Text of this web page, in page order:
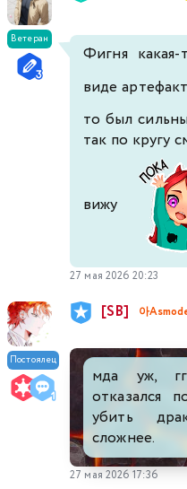
Ветеран
Фигня
виде
то был
так по кругу
вижу
27 мая 2026 20:23
Постоялец
[SB] 아
мда уж,
отказался
убить
сложнее.
27 мая 2026 17:36